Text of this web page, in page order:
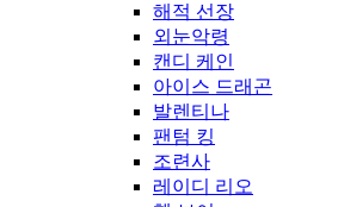
해적 선장
외눈악령
캔디 케인
아이스 드래곤
발렌티나
팬텀 킹
조련사
레이디 리오